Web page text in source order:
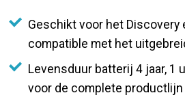
Geschikt voor het Discovery
compatible met het
Levensduur batterij 4 jaar, 1
voor de complete productlijn